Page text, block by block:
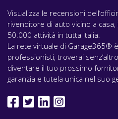
Visualizza le recensioni
rivenditore di auto vicino a
50.000 attività in tutta Italia.
La rete virtuale di Garage365®
professionisti, troverai
diventare il tuo prossimo
garanzia e tutela unica nel suo